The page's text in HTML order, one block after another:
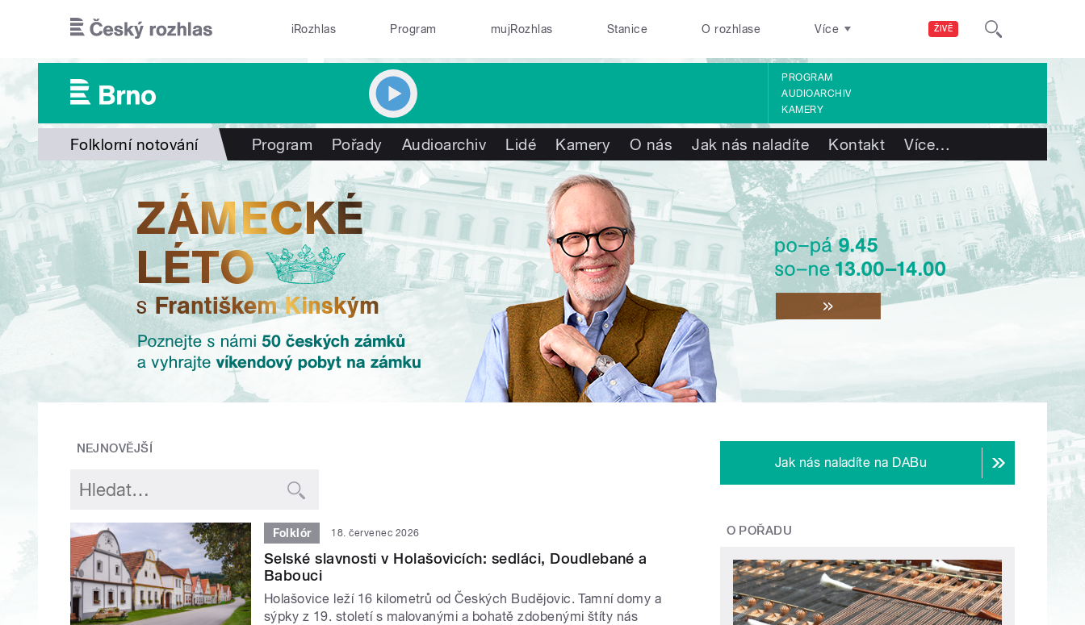
ŽIVĚ
iRozhlas Program mujRozhlas Stanice O rozhlase Více
PROGRAM
AUDIOARCHIV
KAMERY
Folklorní notování Program Pořady Audioarchiv Lidé Kamery O nás Jak nás naladíte Kontakt Více…
NEJNOVĚJŠÍ
Folklór 18. červenec 2026
Selské slavnosti v Holašovicích: sedláci, Doudlebané a
Babouci
Holašovice leží 16 kilometrů od Českých Budějovic. Tamní domy a
sýpky z 19. století s malovanými a bohatě zdobenými štíty nás
Jak nás naladíte na DABu
O POŘADU